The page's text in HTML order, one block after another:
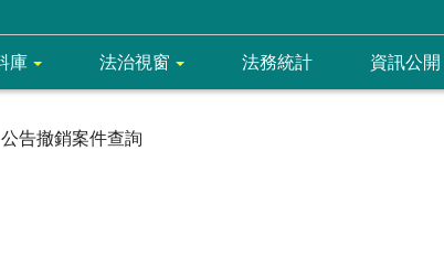
庫 法治視窗 法務統計 資訊公開
公告撤銷案件查詢